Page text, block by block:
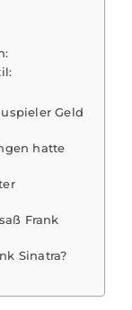
Geld
hatte
Frank
Sinatra?